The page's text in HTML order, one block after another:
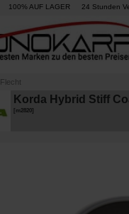
100% AUF LAGER 24 Stunden
Flecht
Korda Hybrid Stiff
m2820]